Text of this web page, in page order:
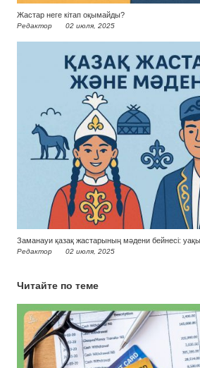
Жастар неге кітап оқымайды?
Редактор 02 июля, 2025
Заманауи қазақ жастарының мәдени бейнесі:
Редактор 02 июля, 2025
Читайте по теме